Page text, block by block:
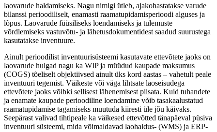
laovarude haldamiseks. Nagu nimigi ütleb, ajakohastatakse varude
bilanssi perioodiliselt, enamasti raamatupidamisperioodi alguses ja
lõpus. Laovarude füüsiliseks loendamiseks ja tulemuste
võrdlemiseks vastuvõtu- ja lähetusdokumentidest saadud suurustega
kasutatakse inventuure.
Ainult perioodilist inventuurisüsteemi kasutavate ettevõtete jaoks on
laovarude hulgad nagu ka WIP ja müüdud kaupade maksumus
(COGS) tõeliselt objektiivsed ainult üks kord aastas – vahetult peale
inventuuri tegemist. Väikeste või väga lihtsate laoseisudega
ettevõtete jaoks võibki sellisest lähenemisest piisata. Kuid tuhandete
ja enamate kaupade perioodiline loendamine võib tasakaalustatud
raamatupidamise tagamiseks muutuda kiiresti üle jõu käivaks.
Seepärast valivad tihtipeale ka väikesed ettevõtted tänapäeval püsiva
inventuuri süsteemi, mida võimaldavad laohaldus- (WMS) ja ERP-